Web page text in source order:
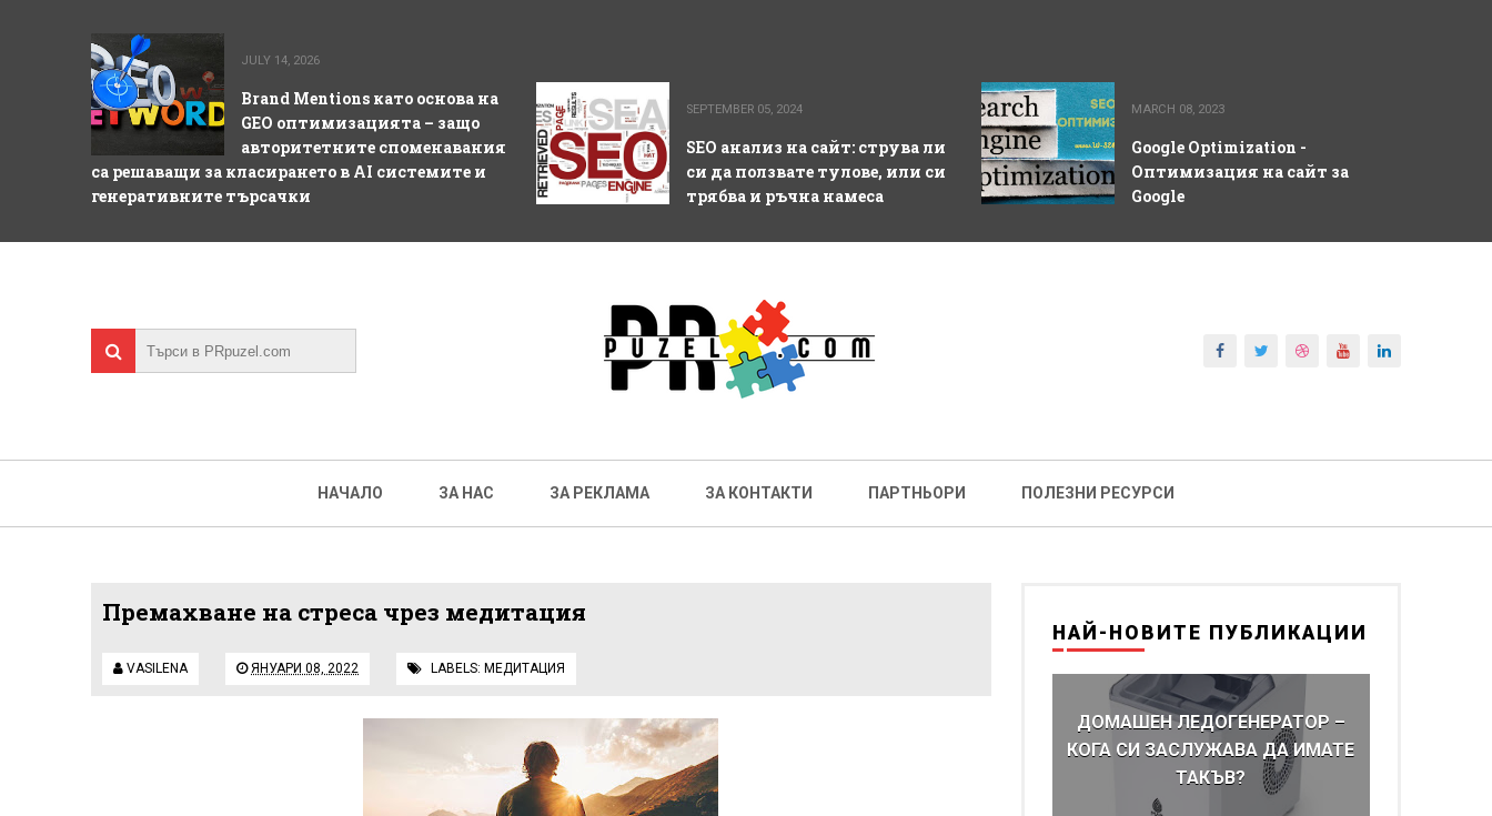
JULY 14, 2026
Brand Mentions като основа на
GEO оптимизацията – защо
авторитетните споменавания
са решаващи за класирането в AI системите и
генеративните търсачки
SEPTEMBER 05, 2024
SEO анализ на сайт: струва ли
си да ползвате тулове, или си
трябва и ръчна намеса
MARCH 08, 2023
Google Optimization -
Оптимизация на сайт за
Google
НАЧАЛО ЗА НАС ЗА РЕКЛАМА ЗА КОНТАКТИ ПАРТНЬОРИ ПОЛЕЗНИ РЕСУРСИ
Премахване на стреса чрез медитация
VASILENA ЯНУАРИ 08, 2022 LABELS: МЕДИТАЦИЯ
НАЙ-НОВИТЕ ПУБЛИКАЦИИ
ДОМАШЕН ЛЕДОГЕНЕРАТОР –
КОГА СИ ЗАСЛУЖАВА ДА ИМАТЕ
ТАКЪВ?